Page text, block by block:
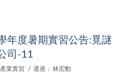
年度暑期實習公告:覓謎
司-11
產業實習 / 通過： 林宏勳